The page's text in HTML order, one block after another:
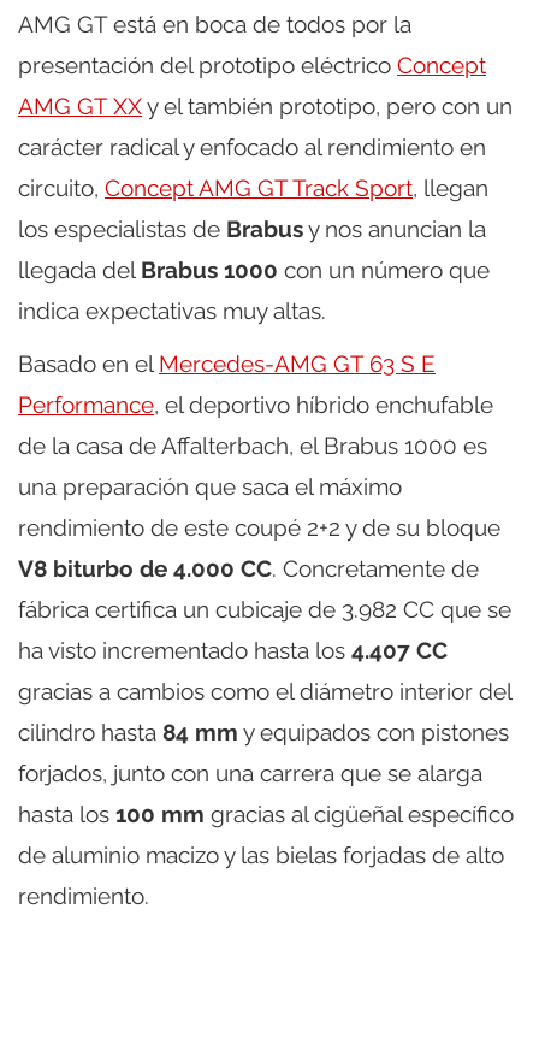
AMG GT está en boca de todos por la
presentación del prototipo eléctrico Concept
AMG GT XXy el también prototipo, pero con un
carácter radical y enfocado al rendimiento en
circuito, Concept AMG GT Track Sport, llegan
los especialistas de Brabusy nos anuncian la
llegada del Brabus 1000 con un número que
indica expectativas muy altas.
Basado en el Mercedes-AMG GT 63 S E
Performance, el deportivo híbrido enchufable
de la casa de Affalterbach, el Brabus 1000 es
una preparación que saca el máximo
rendimiento de este coupé 2+2 y de su bloque
V8 biturbo de 4.000 CC. Concretamente de
fábrica certifica un cubicaje de 3.982 CC que se
ha visto incrementado hasta los 4.407 CC
gracias a cambios como el diámetro interior del
cilindro hasta 84 mm y equipados con pistones
forjados, junto con una carrera que se alarga
hasta los 100 mm gracias al cigüeñal específico
de aluminio macizo y las bielas forjadas de alto
rendimiento.